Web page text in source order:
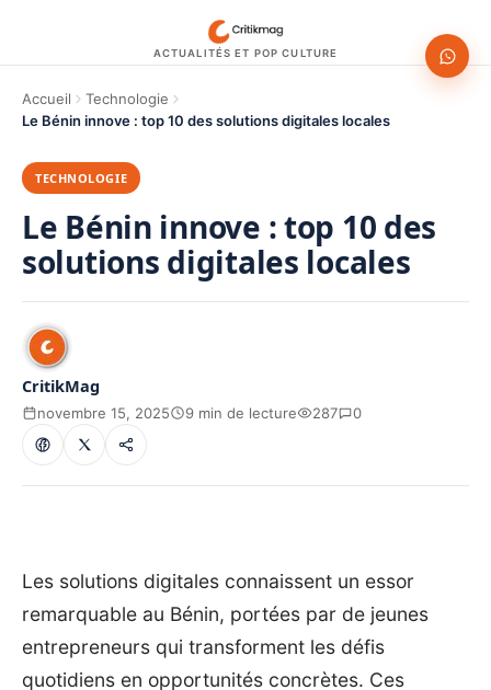
ACTUALITÉS ET POP CULTURE
Accueil
Technologie
Le Bénin innove : top 10 des solutions digitales locales
TECHNOLOGIE
Le Bénin innove : top 10 des
solutions digitales locales
CritikMag
novembre 15, 2025 9 min de lecture 287 0
Les solutions digitales connaissent un essor
remarquable au Bénin, portées par de jeunes
entrepreneurs qui transforment les défis
quotidiens en opportunités concrètes. Ces